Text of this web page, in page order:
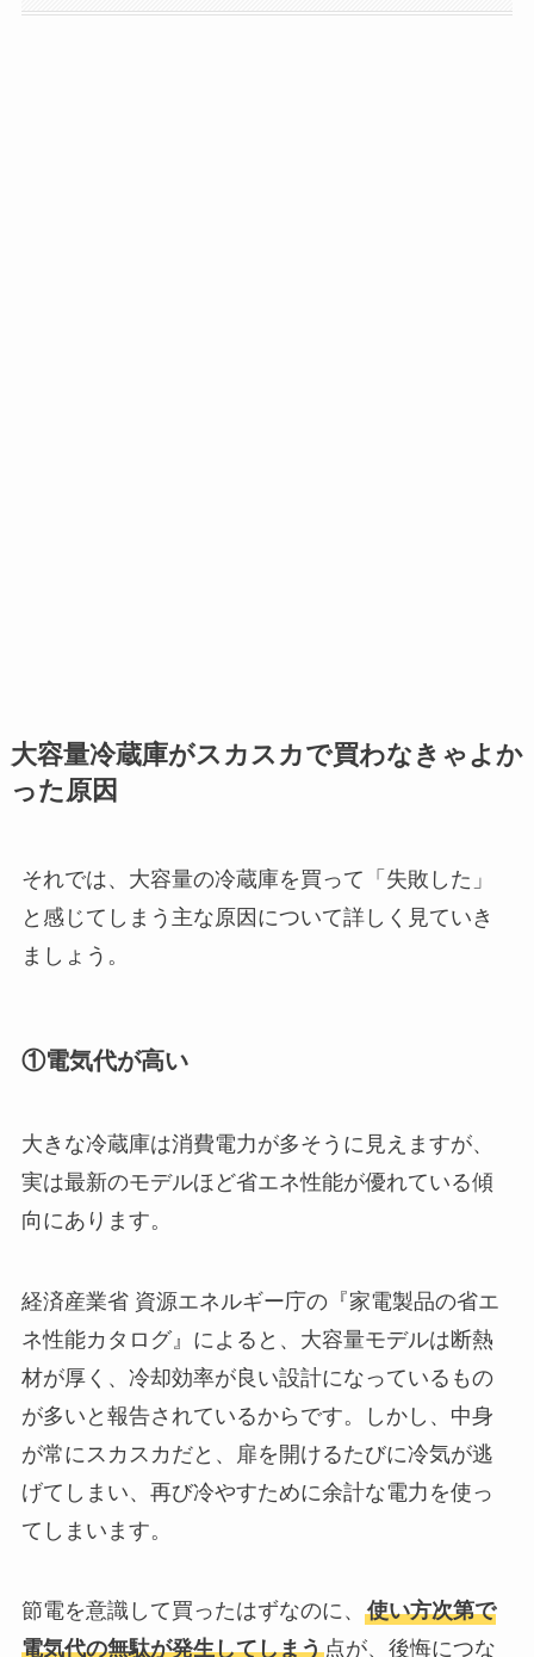
大容量冷蔵庫がスカスカで買わなきゃよか
った原因
それでは、大容量の冷蔵庫を買って「失敗した」
と感じてしまう主な原因について詳しく見ていき
ましょう。
①電気代が高い
大きな冷蔵庫は消費電力が多そうに見えますが、
実は最新のモデルほど省エネ性能が優れている傾
向にあります。
経済産業省 資源エネルギー庁の『家電製品の省エ
ネ性能カタログ』によると、大容量モデルは断熱
材が厚く、冷却効率が良い設計になっているもの
が多いと報告されているからです。しかし、中身
が常にスカスカだと、扉を開けるたびに冷気が逃
げてしまい、再び冷やすために余計な電力を使っ
てしまいます。
節電を意識して買ったはずなのに、 使い方次第で
電気代の無駄が発生してしまう点が、後悔につな